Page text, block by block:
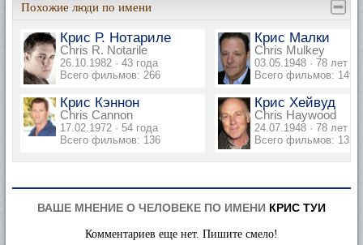
Похожие люди по имени
Крис Р. Нотариле
Chris R. Notarile
26.10.1982 · 43 года
Всего фильмов: 266
Крис Малки
Chris Mulkey
03.05.1948 · 78 лет
Всего фильмов: 149
Крис Кэннон
Chris Cannon
17.02.1972 · 54 года
Всего фильмов: 136
Крис Хейвуд
Chris Haywood
24.07.1948 · 78 лет
Всего фильмов: 135
ВАШЕ МНЕНИЕ О ЧЕЛОВЕКЕ ПО ИМЕНИ КРИС ТУИ
Комментариев еще нет. Пишите смело!